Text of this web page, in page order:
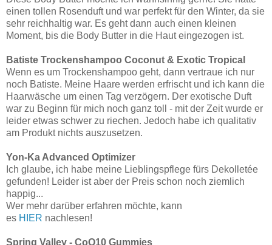
einen tollen Rosenduft und war perfekt für den Winter, da sie
sehr reichhaltig war. Es geht dann auch einen kleinen
Moment, bis die Body Butter in die Haut eingezogen ist.
Batiste Trockenshampoo Coconut & Exotic Tropical
Wenn es um Trockenshampoo geht, dann vertraue ich nur
noch Batiste. Meine Haare werden erfrischt und ich kann die
Haarwäsche um einen Tag verzögern. Der exotische Duft
war zu Beginn für mich noch ganz toll - mit der Zeit wurde er
leider etwas schwer zu riechen. Jedoch habe ich qualitativ
am Produkt nichts auszusetzen.
Yon-Ka Advanced Optimizer
Ich glaube, ich habe meine Lieblingspflege fürs Dekolletée
gefunden! Leider ist aber der Preis schon noch ziemlich
happig...
Wer mehr darüber erfahren möchte, kann
es HIER nachlesen!
Spring Valley - CoQ10 Gummies